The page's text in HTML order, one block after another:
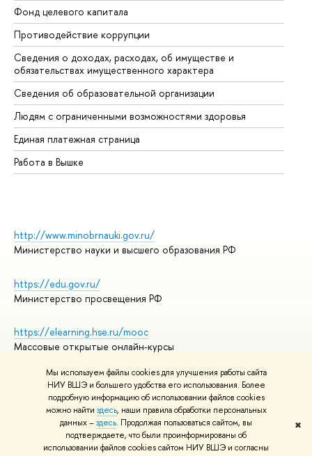
Мы используем файлы cookies для улучшения работы сайта
НИУ ВШЭ и большего удобства его использования. Более
подробную информацию об использовании файлов cookies
можно найти здесь, наши правила обработки персональных
данных –здесь. Продолжая пользоваться сайтом, вы
подтверждаете, что были проинформированы об
использовании файлов cookies сайтом НИУ ВШЭ и согласны
✖
Фонд целевого капитала
Противодействие коррупции
Сведения о доходах, расходах, об имуществе и
обязательствах имущественного характера
Сведения об образовательной организации
Людям с ограниченными возможностями здоровья
Единая платежная страница
Работа в Вышке
http://www.minobrnauki.gov.ru/
Министерство науки и высшего образования РФ
https://edu.gov.ru/
Министерство просвещения РФ
https://elearning.hse.ru/mooc
Массовые открытые онлайн-курсы
© НИУ ВШЭ 1993–2026
Адреса и контакты
Условия использования материалов
Политика конфиденциальности